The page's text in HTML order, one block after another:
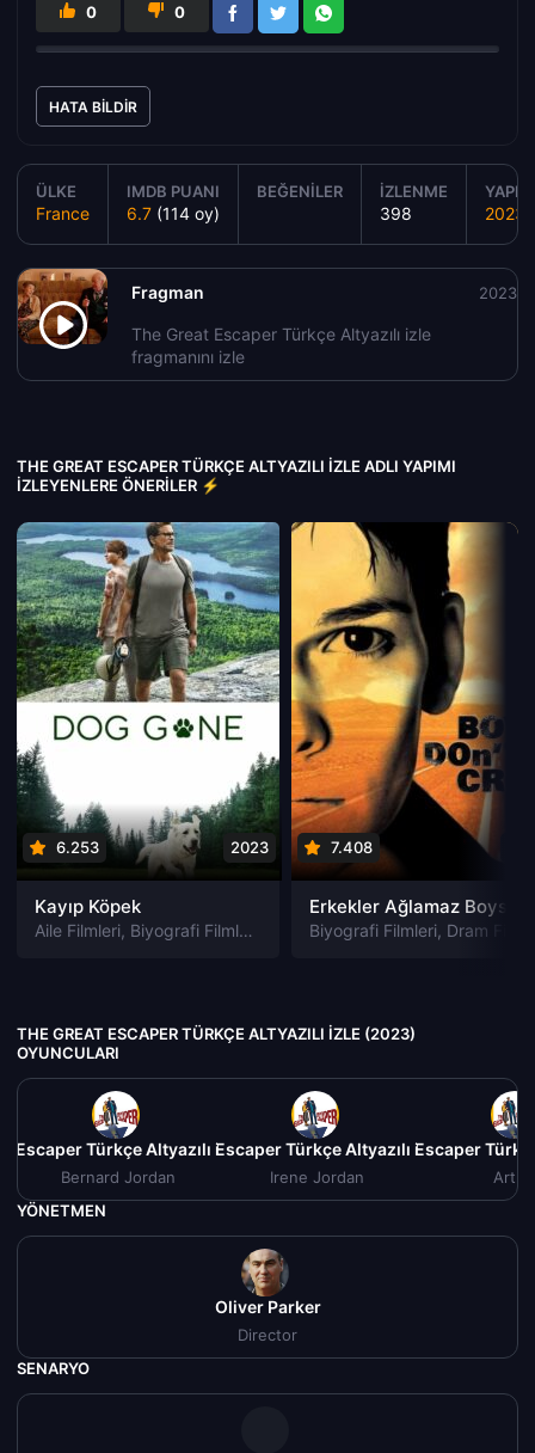
0 0
HATA BILDIR
ÜLKE
France
IMDB PUANI
6.7 (114 oy)
BEĞENILER İZLENME
398 2023
Fragman
The Great Escaper Türkçe Altyazılı izle
fragmanını izle
2023
THE GREAT ESCAPER TÜRKÇE ALTYAZILI IZLE ADLI YAPIMI
İZLEYENLERE ÖNERILER ⚡
6.253 2023
Kayıp Köpek
Aile Filmleri, Biyografi Filmleri Dram Filmleri,Macera Filmleri
7.408
Biyografi Filmleri, Dram Filmleri
THE GREAT ESCAPER TÜRKÇE ALTYAZILI IZLE (2023)
OYUNCULARI
Escaper Türkçe Altyazılı izle (2023)
Bernard Jordan
The Great Escaper Türkçe Altyazılı izle (2023)
Irene Jordan
The Great Escaper
YÖNETMEN
Oliver Parker
Director
SENARYO